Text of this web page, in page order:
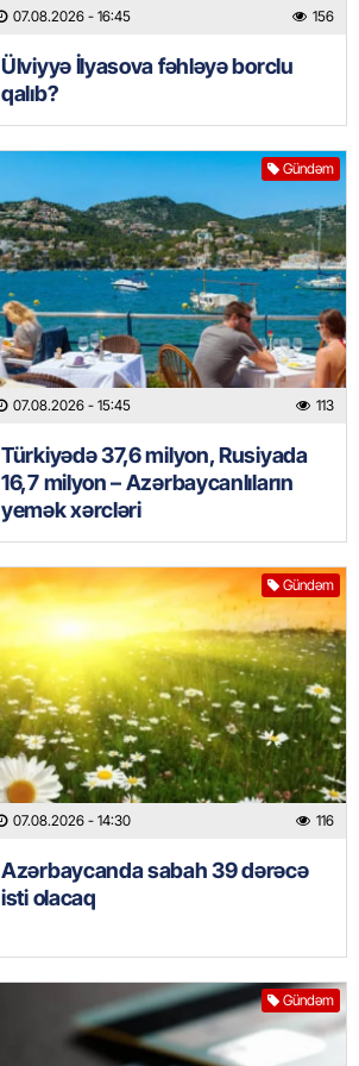
07.08.2026 - 16:45 156
Ülviyyə İlyasova fəhləyə borclu
qalıb?
Gündəm
07.08.2026 - 15:45 113
Türkiyədə 37,6 milyon, Rusiyada
16,7 milyon – Azərbaycanlıların
yemək xərcləri
Gündəm
07.08.2026 - 14:30 116
Azərbaycanda sabah 39 dərəcə
isti olacaq
Gündəm